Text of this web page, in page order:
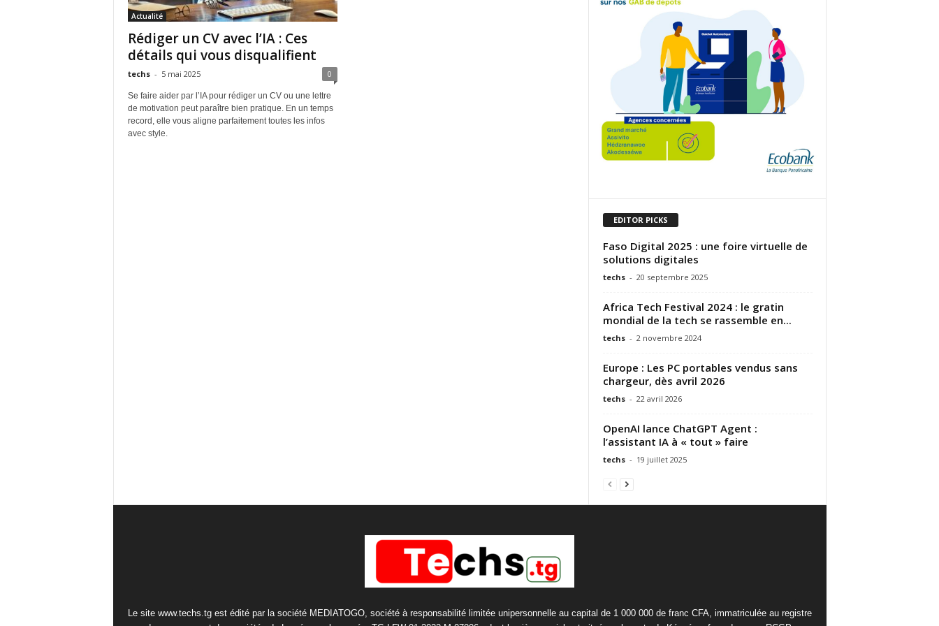
Actualité
Rédiger un CV avec l’IA : Ces
détails qui vous disqualifient
techs - 5 mai 2025 0
Se faire aider par l’IA pour rédiger un CV ou une lettre
de motivation peut paraître bien pratique. En un temps
record, elle vous aligne parfaitement toutes les infos
avec style.
EDITOR PICKS
Faso Digital 2025 : une foire virtuelle de
solutions digitales
techs - 20 septembre 2025
Africa Tech Festival 2024 : le gratin
mondial de la tech se rassemble en...
techs - 2 novembre 2024
Europe : Les PC portables vendus sans
chargeur, dès avril 2026
techs - 22 avril 2026
OpenAI lance ChatGPT Agent :
l’assistant IA à « tout » faire
techs - 19 juillet 2025
Le site www.techs.tg est édité par la société MEDIATOGO, société à responsabilité limitée unipersonnelle au capital de 1 000 000 de franc CFA, immatriculée au registre